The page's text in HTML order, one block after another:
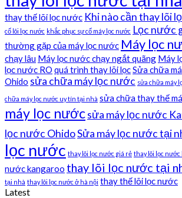
thay thế lõi lọc nước Khi nào cần thay lõi
cố lõi lọc nước khắc phục sự cố máy lọc nước Lọc nước
thường gặp của máy lọc nước Máy lọc
chạy lâu Máy lọc nước chạy ngắt quãng Máy
lọc nước RO quá trình thay lõi lọcSửa chữa
Ohido sửa chữa máy lọc nước sửa chữa máy
chữa máy lọc nước uy tín tại nhà sửa chữa thay thế
máy lọc nướcsửa máy lọc nước
lọc nước OhidoSửa máy lọc nước tại
lọc nước thay lõi lọc nước giá rẻ thay lõi lọc nước
nước kangaroo thay lõi lọc nước tại
tại nhà thay lõi lọc nước ở hà nội thay thế lõi lọc nước
Latest